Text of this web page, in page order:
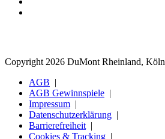
Copyright 2026 DuMont Rheinland, Köln
AGB
AGB Gewinnspiele
Impressum
Datenschutzerklärung
Barrierefreiheit
Cookies & Tracking